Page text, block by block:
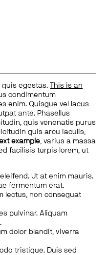
quis egestas.
This is an
condimentum
enim. Quisque vel lacus
ante. Phasellus
quis venenatis purus
quis arcu iaculis,
example, varius a massa
facilisis turpis lorem, ut
Ut at enim mauris.
fermentum erat.
lectus, non consequat
pulvinar. Aliquam
dolor blandit, viverra
tristique. Duis sed